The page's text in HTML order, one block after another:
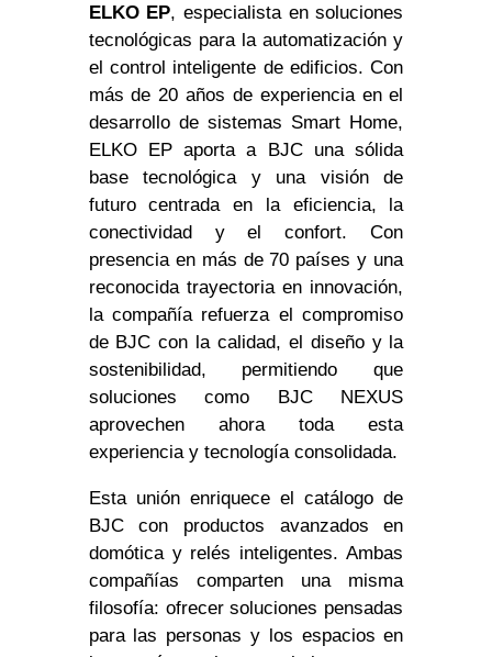
ELKO EP, especialista en soluciones
tecnológicas para la automatización y
el control inteligente de edificios. Con
más de 20 años de experiencia en el
desarrollo de sistemas Smart Home,
ELKO EP aporta a BJC una sólida
base tecnológica y una visión de
futuro centrada en la eficiencia, la
conectividad y el confort. Con
presencia en más de 70 países y una
reconocida trayectoria en innovación,
la compañía refuerza el compromiso
de BJC con la calidad, el diseño y la
sostenibilidad, permitiendo que
soluciones como BJC NEXUS
aprovechen ahora toda esta
experiencia y tecnología consolidada.
Esta unión enriquece el catálogo de
BJC con productos avanzados en
domótica y relés inteligentes. Ambas
compañías comparten una misma
filosofía: ofrecer soluciones pensadas
para las personas y los espacios en